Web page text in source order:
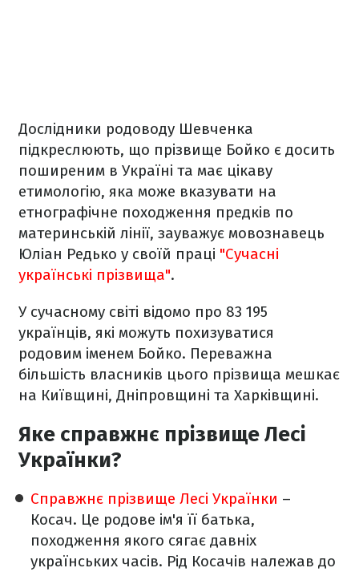
Дослідники родоводу Шевченка
підкреслюють, що прізвище Бойко є досить
поширеним в Україні та має цікаву
етимологію, яка може вказувати на
етнографічне походження предків по
материнській лінії, зауважує мовознавець
Юліан Редько у своїй праці "Сучасні
українські прізвища".
У сучасному світі відомо про 83 195
українців, які можуть похизуватися
родовим іменем Бойко. Переважна
більшість власників цього прізвища мешкає
на Київщині, Дніпровщині та Харківщині.
Яке справжнє прізвище Лесі
Українки?
Справжнє прізвище Лесі Українки –
Косач. Це родове ім'я її батька,
походження якого сягає давніх
українських часів. Рід Косачів належав до